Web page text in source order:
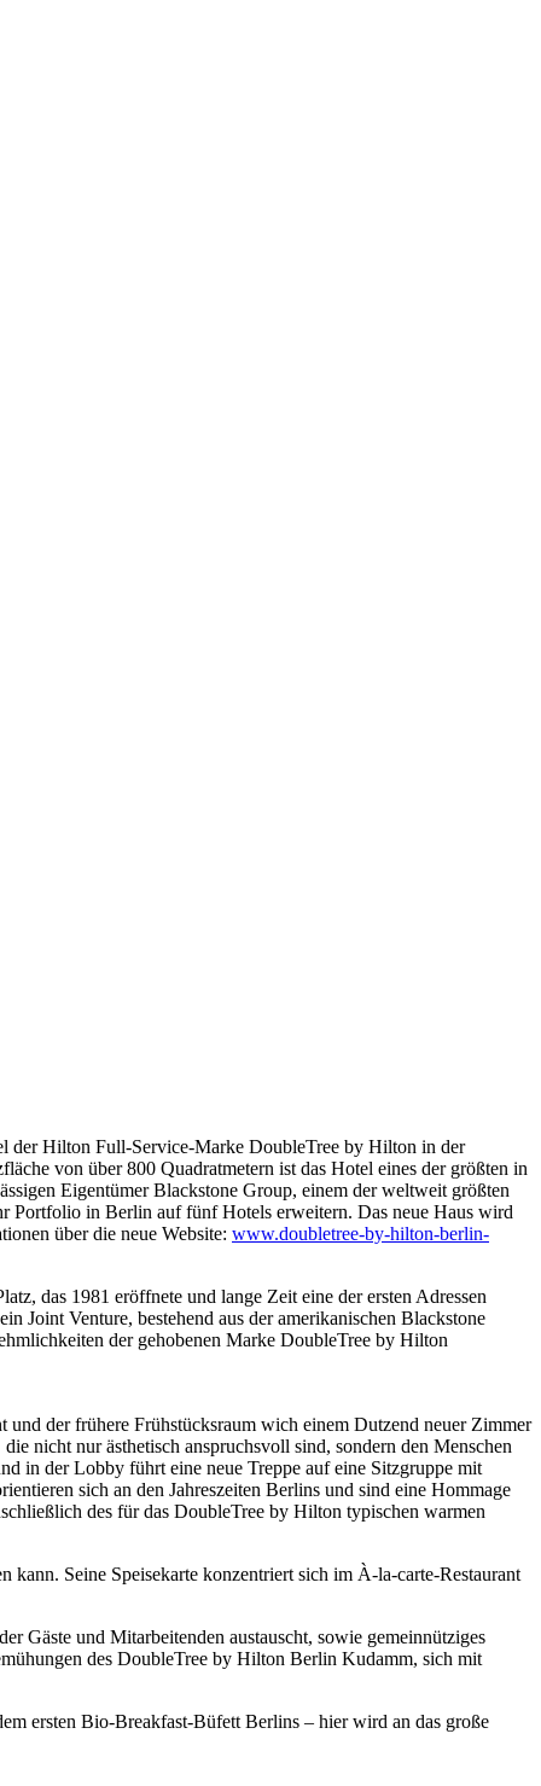
der Hilton Full-Service-Marke DoubleTree by Hilton in der
von über 800 Quadratmetern ist das Hotel eines der größten in
Eigentümer Blackstone Group, einem der weltweit größten
Portfolio in Berlin auf fünf Hotels erweitern. Das neue Haus wird
über die neue Website: www.doubletree-by-hilton-berlin-
das 1981 eröffnete und lange Zeit eine der ersten Adressen
Joint Venture, bestehend aus der amerikanischen Blackstone
der gehobenen Marke DoubleTree by Hilton
der frühere Frühstücksraum wich einem Dutzend neuer Zimmer
nicht nur ästhetisch anspruchsvoll sind, sondern den Menschen
in der Lobby führt eine neue Treppe auf eine Sitzgruppe mit
sich an den Jahreszeiten Berlins und sind eine Hommage
des für das DoubleTree by Hilton typischen warmen
Seine Speisekarte konzentriert sich im À-la-carte-Restaurant
Gäste und Mitarbeitenden austauscht, sowie gemeinnütziges
des DoubleTree by Hilton Berlin Kudamm, sich mit
ersten Bio-Breakfast-Büfett Berlins – hier wird an das große